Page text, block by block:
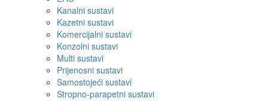
Kanalni sustavi
Kazetni sustavi
Komercijalni sustavi
Konzolni sustavi
Multi sustavi
Prijenosni sustavi
Samostojeći sustavi
Stropno-parapetni sustavi